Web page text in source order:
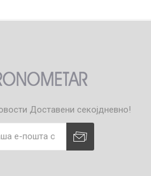
Доставени секојдневно!